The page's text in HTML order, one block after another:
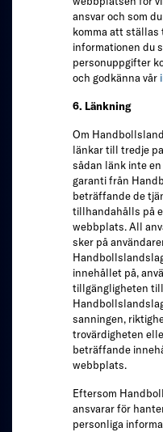
ansvar och som
komma att
informationen du
personuppgifter
och godkänna vår
6. Länkning
Om
länkar till tredje
sådan länk inte
garanti från
beträffande de
tillhandahålls på
webbplats. All
sker på
innehållet på,
tillgängligheten
sanningen,
trovärdigheten
beträffande
webbplats.
Eftersom
ansvarar för
personliga